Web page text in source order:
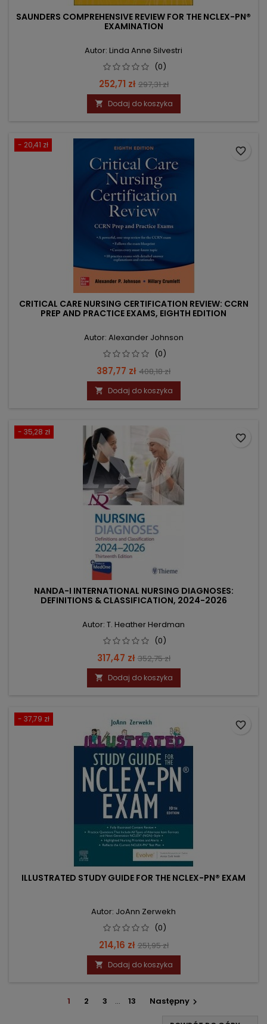
SAUNDERS COMPREHENSIVE REVIEW FOR THE NCLEX-PN®
EXAMINATION
Autor: Linda Anne Silvestri
(0)
Cena
252,71 zł Cena
podstawowa
297,31 zł
 Dodaj do koszyka
- 20,41 zł
CRITICAL CARE NURSING CERTIFICATION REVIEW: CCRN
PREP AND PRACTICE EXAMS, EIGHTH EDITION
Autor: Alexander Johnson
(0)
Cena
387,77 zł Cena
podstawowa
408,18 zł
 Dodaj do koszyka
favorite_border
- 35,28 zł
NANDA-I INTERNATIONAL NURSING DIAGNOSES:
DEFINITIONS & CLASSIFICATION, 2024-2026
Autor: T. Heather Herdman
(0)
Cena
317,47 zł Cena
podstawowa
352,75 zł
 Dodaj do koszyka
favorite_border
- 37,79 zł
ILLUSTRATED STUDY GUIDE FOR THE NCLEX-PN® EXAM
Autor: JoAnn Zerwekh
(0)
Cena
214,16 zł Cena
podstawowa
251,95 zł
 Dodaj do koszyka
favorite_border
1 2 3 … 13 Następny